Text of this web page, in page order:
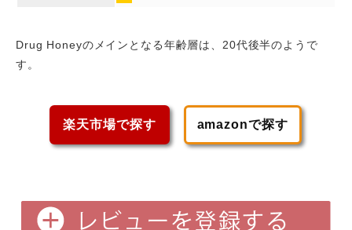
Drug Honeyのメインとなる年齢層は、20代後半のようで
す。
楽天市場で探す amazonで探す